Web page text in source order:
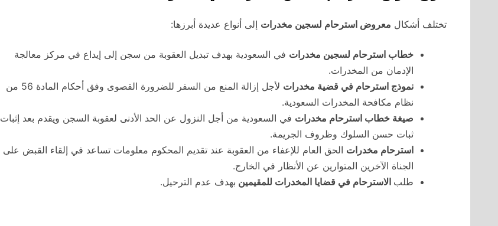
تختلف أشكال معروض استرحام لسجين مخدرات إلى أنواع عديدة أبرزها:
خطاب استرحام لسجين مخدرات في السعودية بهدف تبديل العقوبة من سجن إلى إيداع في مركز معالجة
الإدمان من المخدرات.
نموذج استرحام في قضية مخدرات
لأجل إزالة المنع من السفر للضرورة القصوى وفق أحكام المادة 56 من
نظام مكافحة المخدرات السعودية.
صيغة خطاب استرحام مخدرات في السعودية من أجل النزول عن الحد الأدنى لعقوبة السجن ويقدم بعد إثبات
ثبات حسن السلوك وظروف الجريمة.
استرحام مخدرات الحق العام للإعفاء من العقوبة عند تقديم المحكوم معلومات تساعد في إلقاء القبض على
الجناة الآخرين المتوارين عن الأنظار في الخارج.
طلب الاسترحام في قضايا المخدرات للمقيمين بهدف عدم الترحيل.